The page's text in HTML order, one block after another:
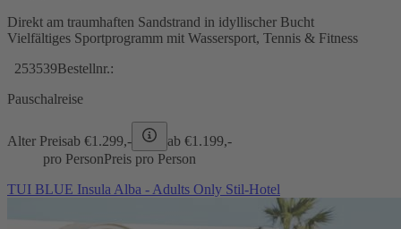
Direkt am traumhaften Sandstrand in idyllischer Bucht
Vielfältiges Sportprogramm mit Wassersport, Tennis & Fitness
253539Bestellnr.:
Pauschalreise
Alter Preisab €1.299,- ab €1.199,-
pro PersonPreis pro Person
TUI BLUE Insula Alba - Adults Only Stil-Hotel